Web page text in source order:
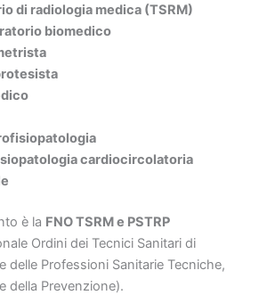
di radiologia medica (TSRM)
biomedico
cardiocircolatoria
è la FNO TSRM e PSTRP
Ordini dei Tecnici Sanitari di
delle Professioni Sanitarie Tecniche,
della Prevenzione).